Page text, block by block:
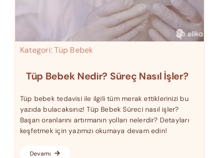
Kategori:Tüp Bebek
Tüp Bebek Nedir? Süreç Nasıl İşler?
Tüp bebek tedavisi ile ilgili tüm merak ettiklerinizi bu
yazıda bulacaksınız! Tüp Bebek Süreci nasıl işler?
Başarı oranlarını artırmanın yolları nelerdir? Detayları
keşfetmek için yazımızı okumaya devam edin!
Devamı